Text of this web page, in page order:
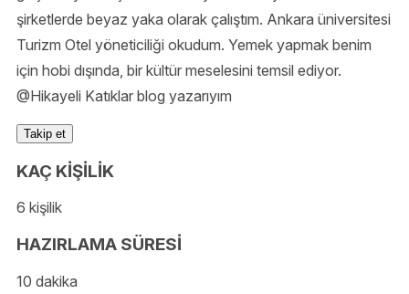
şirketlerde beyaz yaka olarak çalıştım. Ankara üniversitesi
Turizm Otel yöneticiliği okudum. Yemek yapmak benim
için hobi dışında, bir kültür meselesini temsil ediyor.
@Hikayeli Katıklar blog yazarıyım
Takip et
KAÇ KİŞİLİK
6 kişilik
HAZIRLAMA SÜRESİ
10 dakika